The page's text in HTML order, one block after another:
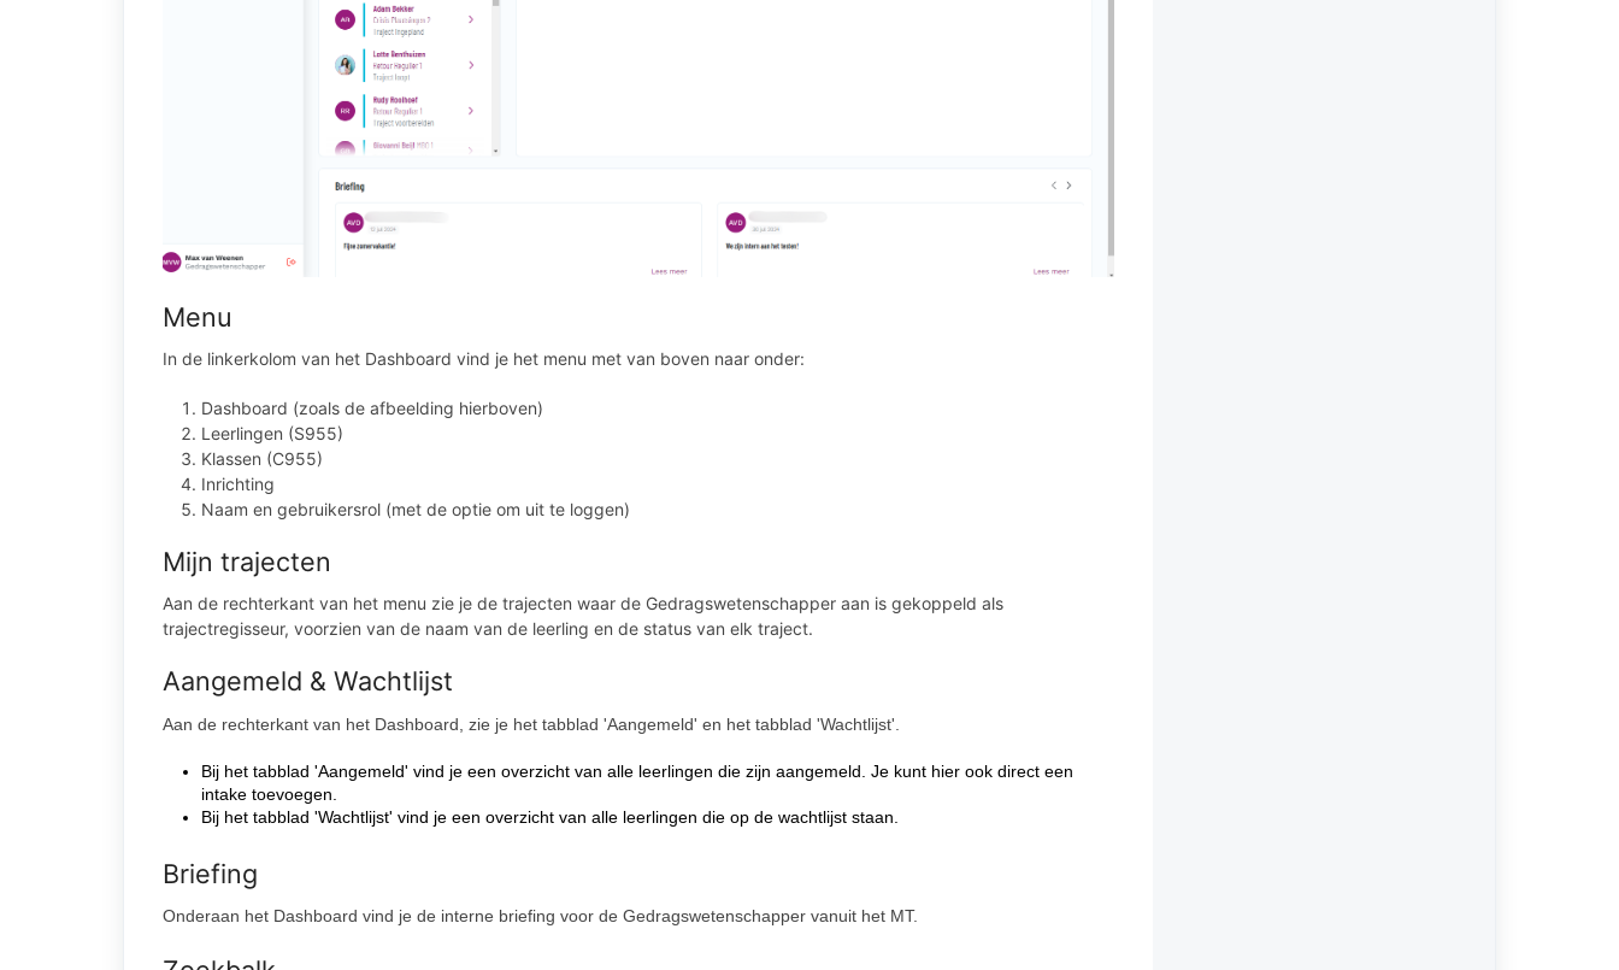
Menu
In de linkerkolom van het Dashboard vind je het menu met van boven naar onder:
Dashboard (zoals de afbeelding hierboven)
Leerlingen (S955)
Klassen (C955)
Inrichting
Naam en gebruikersrol (met de optie om uit te loggen)
Mijn trajecten
Aan de rechterkant van het menu zie je de trajecten waar de Gedragswetenschapper aan is gekoppeld als
trajectregisseur, voorzien van de naam van de leerling en de status van elk traject.
Aangemeld & Wachtlijst
Aan de rechterkant van het Dashboard, zie je het tabblad 'Aangemeld' en het tabblad 'Wachtlijst'.
Bij het tabblad 'Aangemeld' vind je een overzicht van alle leerlingen die zijn aangemeld. Je kunt hier ook direct een
intake toevoegen.
Bij het tabblad 'Wachtlijst' vind je een overzicht van alle leerlingen die op de wachtlijst staan.
Briefing
Onderaan het Dashboard vind je de interne briefing voor de Gedragswetenschapper vanuit het MT.